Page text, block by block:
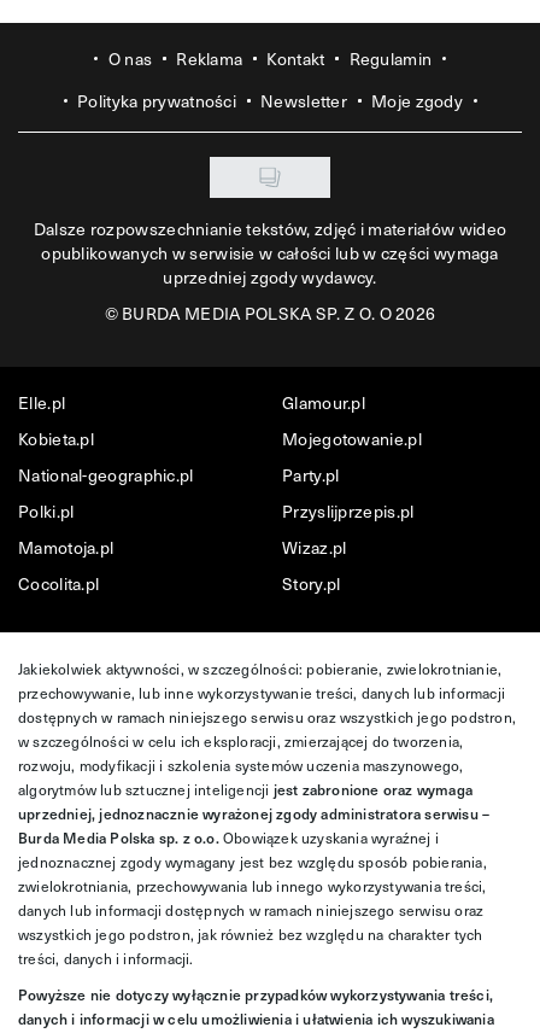
O nas Reklama Kontakt
Regulamin
Polityka prywatności
Newsletter Moje zgody
Dalsze rozpowszechnianie tekstów, zdjęć i materiałów wideo
opublikowanych w serwisie w całości lub w części wymaga
uprzedniej zgody wydawcy.
©BURDA MEDIA POLSKA SP. Z O. O 2026
Elle.pl
Glamour.pl
Kobieta.pl
Mojegotowanie.pl
National-geographic.pl
Party.pl
Polki.pl
Przyslijprzepis.pl
Mamotoja.pl
Wizaz.pl
Cocolita.pl
Story.pl
Jakiekolwiek aktywności, w szczególności: pobieranie, zwielokrotnianie,
przechowywanie, lub inne wykorzystywanie treści, danych lub informacji
dostępnych w ramach niniejszego serwisu oraz wszystkich jego podstron,
w szczególności w celu ich eksploracji, zmierzającej do tworzenia,
rozwoju, modyfikacji i szkolenia systemów uczenia maszynowego,
algorytmów lub sztucznej inteligencji jest zabronione oraz wymaga
uprzedniej, jednoznacznie wyrażonej zgody administratora serwisu –
Burda Media Polska sp. z o.o.Obowiązek uzyskania wyraźnej i
jednoznacznej zgody wymagany jest bez względu sposób pobierania,
zwielokrotniania, przechowywania lub innego wykorzystywania treści,
danych lub informacji dostępnych w ramach niniejszego serwisu oraz
wszystkich jego podstron, jak również bez względu na charakter tych
treści, danych i informacji.
Powyższe nie dotyczy wyłącznie przypadków wykorzystywania treści,
danych i informacji w celu umożliwienia i ułatwienia ich wyszukiwania